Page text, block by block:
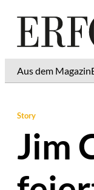
Aus dem Magazin
Story
Jim